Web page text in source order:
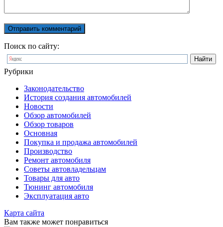
Поиск по сайту:
Рубрики
Законодательство
История создания автомобилей
Новости
Обзор автомобилей
Обзор товаров
Основная
Покупка и продажа автомобилей
Производство
Ремонт автомобиля
Советы автовладельцам
Товары для авто
Тюнинг автомобиля
Эксплуатация авто
Карта сайта
Вам также может понравиться